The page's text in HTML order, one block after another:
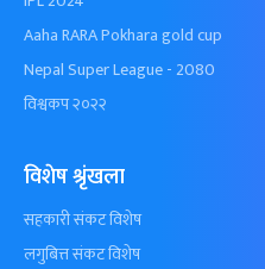
Aaha RARA Pokhara gold cup
Nepal Super League - 2080
विश्वकप २०२२
विशेष श्रृंखला
सहकारी संकट विशेष
लगुबित्त संकट विशेष